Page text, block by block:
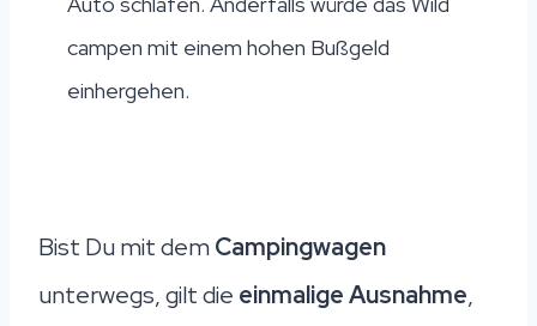
campen mit einem hohen Bußgeld
einhergehen.
Bist Du mit demCampingwagen
unterwegs, gilt die einmalige Ausnahme,